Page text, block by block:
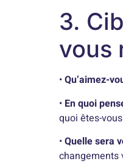
3.
vous
•Qu’aimez-
• En quoi
quoi êtes-
•Quelle sera
changements